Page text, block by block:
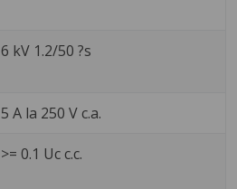
6 kV 1.2/50 ?s
5 A la 250 V c.a.
>= 0.1 Uc c.c.